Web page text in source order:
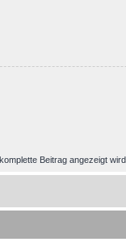
Beitrag angezeigt wird.